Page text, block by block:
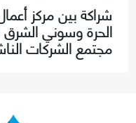
شراكة بين مركز
الحرة وسوني الشرق
مجتمع الشركات